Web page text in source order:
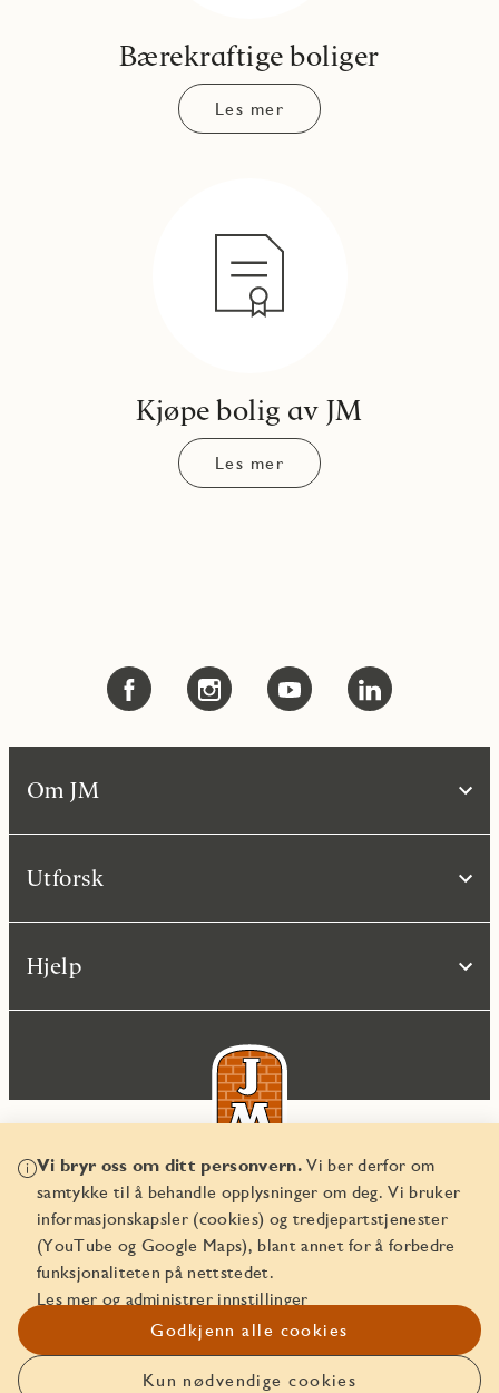
Bærekraftige boliger
Les mer
Kjøpe bolig av JM
Les mer
Vi bryr oss om ditt personvern.Vi ber derfor om
samtykke til å behandle opplysninger om deg. Vi bruker
informasjonskapsler (cookies) og tredjepartstjenester
(YouTube og Google Maps), blant annet for å forbedre
funksjonaliteten på nettstedet.
Les mer og administrer innstillinger
Godkjenn alle cookies
Kun nødvendige cookies
Om JM
Utforsk
Hjelp
© JM Norge AS 2026
Organisasjonsnummer 829 350 122